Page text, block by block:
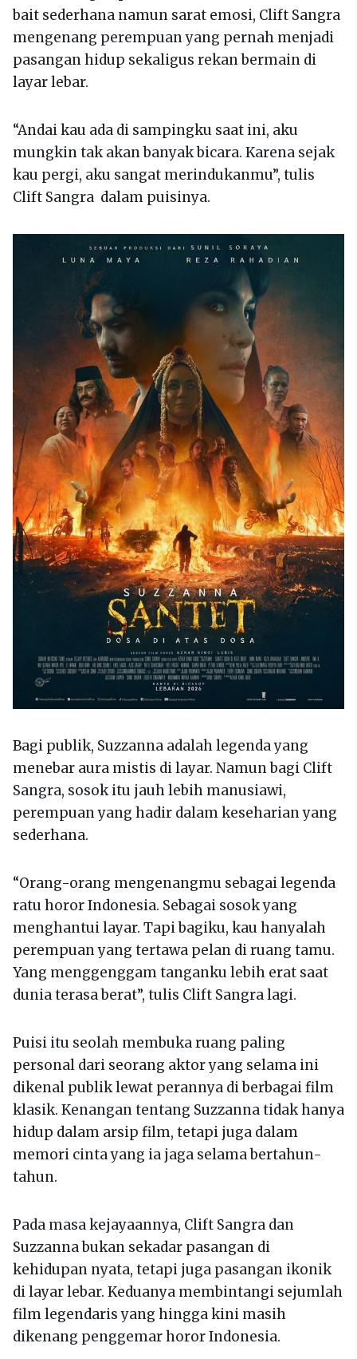
bait sederhana namun sarat emosi, Clift Sangra
mengenang perempuan yang pernah menjadi
pasangan hidup sekaligus rekan bermain di
layar lebar.
“Andai kau ada di sampingku saat ini, aku
mungkin tak akan banyak bicara. Karena sejak
kau pergi, aku sangat merindukanmu”, tulis
Clift Sangra dalam puisinya.
Bagi publik, Suzzanna adalah legenda yang
menebar aura mistis di layar. Namun bagi Clift
Sangra, sosok itu jauh lebih manusiawi,
perempuan yang hadir dalam keseharian yang
sederhana.
“Orang-orang mengenangmu sebagai legenda
ratu horor Indonesia. Sebagai sosok yang
menghantui layar. Tapi bagiku, kau hanyalah
perempuan yang tertawa pelan di ruang tamu.
Yang menggenggam tanganku lebih erat saat
dunia terasa berat”, tulis Clift Sangra lagi.
Puisi itu seolah membuka ruang paling
personal dari seorang aktor yang selama ini
dikenal publik lewat perannya di berbagai film
klasik. Kenangan tentang Suzzanna tidak hanya
hidup dalam arsip film, tetapi juga dalam
memori cinta yang ia jaga selama bertahun-
tahun.
Pada masa kejayaannya, Clift Sangra dan
Suzzanna bukan sekadar pasangan di
kehidupan nyata, tetapi juga pasangan ikonik
di layar lebar. Keduanya membintangi sejumlah
film legendaris yang hingga kini masih
dikenang penggemar horor Indonesia.